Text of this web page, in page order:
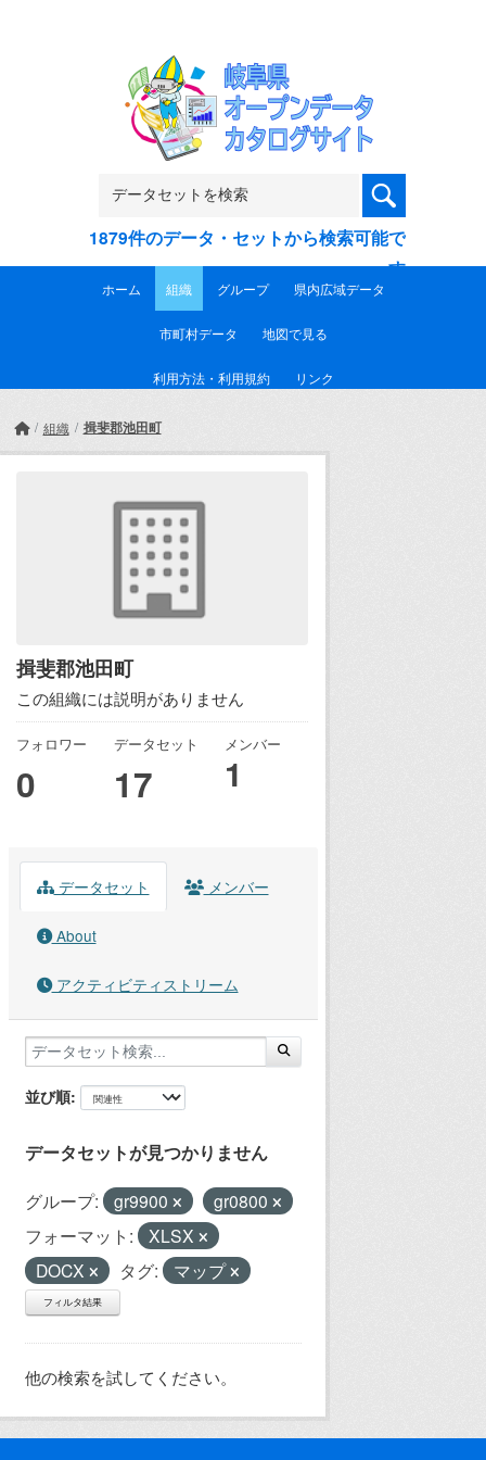
1879件のデータ・セットから検索可能で
す
ホーム 組織 グループ 県内広域データ
市町村データ 地図で見る
利用方法・利用規約 リンク
組織 揖斐郡池田町
揖斐郡池田町
この組織には説明がありません
フォロワー
0
データセット
17
メンバー
1
データセット メンバー
About
アクティビティストリーム
並び順
データセットが見つかりません
グループ: gr9900
gr0800
フォーマット:
XLSX
DOCX
タグ: マップ
フィルタ結果
他の検索を試してください。